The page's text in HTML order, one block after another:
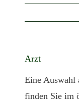
Arzt
Eine Auswahl
finden Sie im